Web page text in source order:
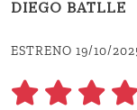
DIEGO BATLLE
ESTRENO 19/10/